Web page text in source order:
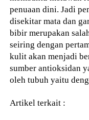
penuaan dini. Jadi
disekitar mata dan
bibir merupakan
seiring dengan
kulit akan menjadi
sumber antioksidan
oleh tubuh yaitu
Artikel terkait :